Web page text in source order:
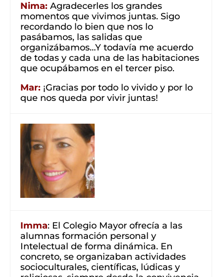
Nima: Agradecerles los grandes
momentos que vivimos juntas. Sigo
recordando lo bien que nos lo
pasábamos, las salidas que
organizábamos…Y todavía me acuerdo
de todas y cada una de las habitaciones
que ocupábamos en el tercer piso.
Mar: ¡Gracias por todo lo vivido y por lo
que nos queda por vivir juntas!
Imma: El Colegio Mayor ofrecía a las
alumnas formación personal y
Intelectual de forma dinámica. En
concreto, se organizaban actividades
socioculturales, científicas, lúdicas y